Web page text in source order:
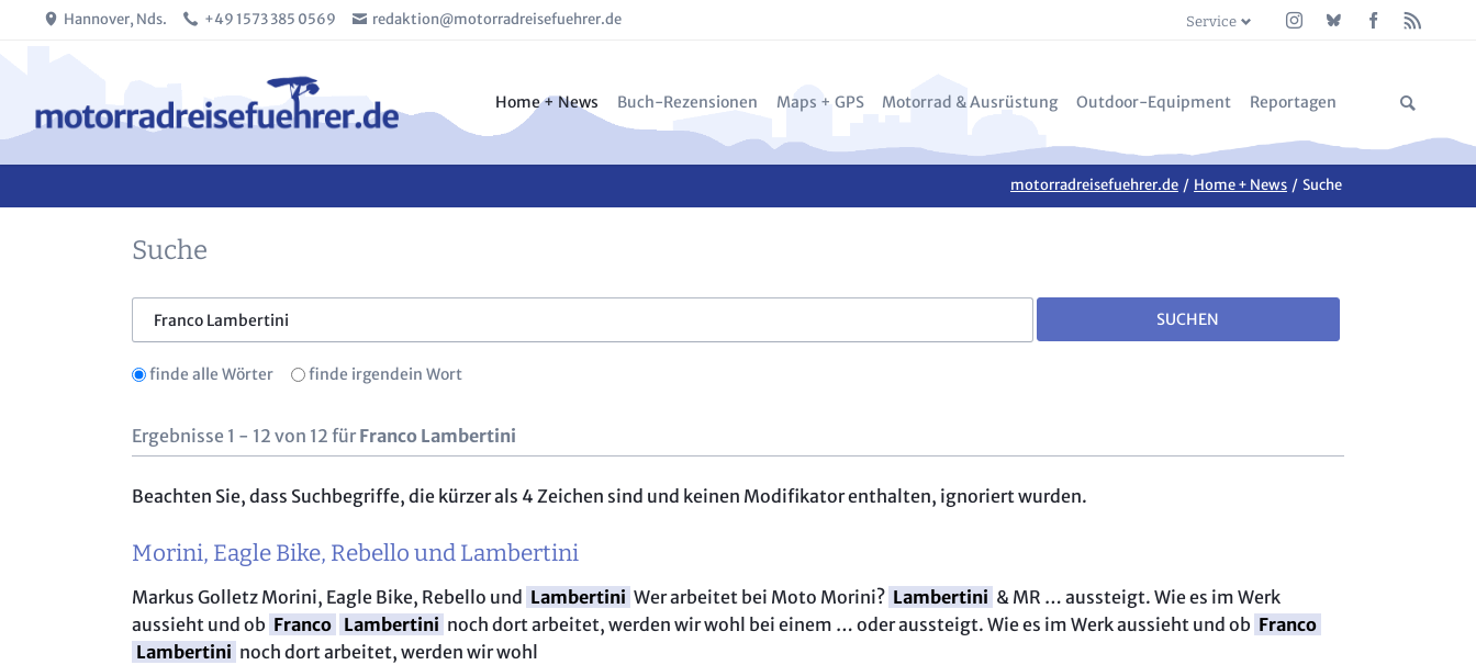
Hannover, Nds. +49 1573 385 0569 redaktion@motorradreisefuehrer.de Service
Home + News Buch-Rezensionen Maps + GPS Motorrad & Ausrüstung
Motorradbekleidung
Outdoor-Equipment
Accessoires + Schuhe + Kocher + Messer
Reportagen
Val Grande: Malesco nach Premosello Abenteuer
Wendland & Kulturelle Landpartie
Das Grüne Band | Ostsee - Tschechien
Autoreisezüge ab 2017 - 2025
Brembo
motorradreisefuehrer.de Home + News Suche
Suche
SUCHEN
Optionen
finde alle Wörter finde irgendein Wort
Ergebnisse 1 - 12 von 12 für Franco Lambertini
Beachten Sie, dass Suchbegriffe, die kürzer als 4 Zeichen sind und keinen Modifikator enthalten, ignoriert wurden.
Morini, Eagle Bike, Rebello und Lambertini
Markus Golletz Morini, Eagle Bike, Rebello und Lambertini Wer arbeitet bei Moto Morini? Lambertini & MR … aussteigt. Wie es im Werk
aussieht und ob Franco Lambertini noch dort arbeitet, werden wir wohl bei einem … oder aussteigt. Wie es im Werk aussieht und ob Franco
Lambertini noch dort arbeitet, werden wir wohl